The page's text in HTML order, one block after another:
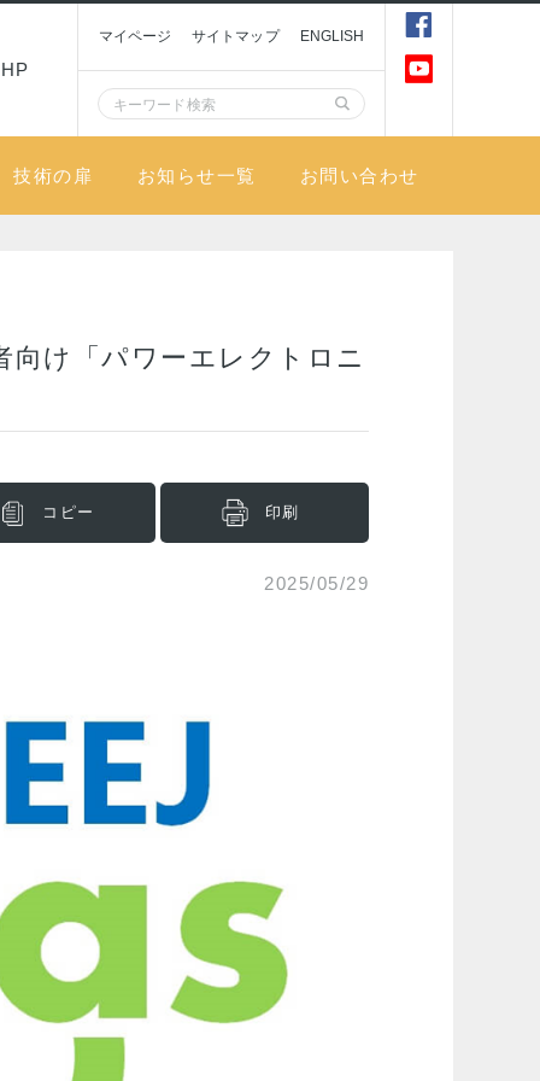
マイページ サイトマップ ENGLISH
技術の扉 お知らせ一覧 お問い合わせ
け「パワーエレクトロニ
コピー 印刷
2025/05/29